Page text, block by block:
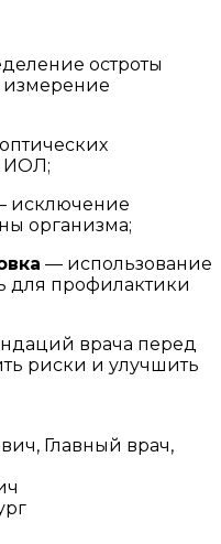
остроты
измерение
ИОЛ;
исключение
организма;
— использование
для профилактики
врача перед
риски и улучшить